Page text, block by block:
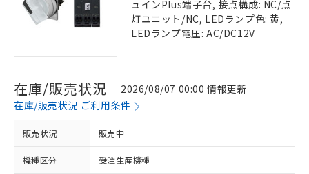
ュインPlus端子台, 接点構成: NC/点
灯ユニット/NC, LEDランプ色: 黄,
LEDランプ電圧: AC/DC12V
在庫/販売状況
2026/08/07 00:00 情報更新
在庫/販売状況 ご利用条件
販売状況 販売中
機種区分 受注生産機種